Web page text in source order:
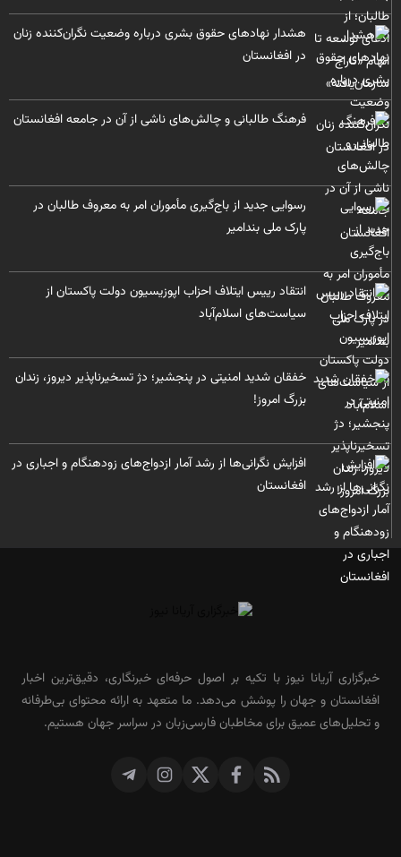
هشدار نهادهای حقوق بشری درباره وضعیت نگران‌کننده زنان
در افغانستان
فرهنگ طالبانی و چالش‌های ناشی از آن در جامعه افغانستان
رسوایی جدید از باج‌گیری مأموران امر به معروف طالبان در
پارک ملی بندامیر
انتقاد رییس ایتلاف احزاب اپوزیسیون دولت پاکستان از
سیاست‌های اسلام‌آباد
خفقان شدید امنیتی در پنجشیر؛ دژ تسخیرناپذیر دیروز، زندان
بزرگ امروز!
افزایش نگرانی‌ها از رشد آمار ازدواج‌های زودهنگام و اجباری در
افغانستان
خبرگزاری آریانا نیوز با تکیه بر اصول حرفه‌ای خبرنگاری، دقیق‌ترین اخبار
افغانستان و جهان را پوشش می‌دهد. ما متعهد به ارائه محتوای بی‌طرفانه
و تحلیل‌های عمیق برای مخاطبان فارسی‌زبان در سراسر جهان هستیم.